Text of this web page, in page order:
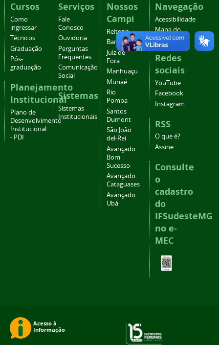
Cursos
Como
ingressar
Técnicos
Graduação
Pós-
graduação
Planejamento
Institucional
Plano de
Desenvolvimento
Institucional
- PDI
Serviços
Fale
Conosco
Ouvidoria
Perguntas
Frequentes
Comunicação
Social
Sistemas
Sistemas
Institucionais
Nossos
Campi
Reitoria
Barbacena
Juiz de
Fora
Manhuaçu
Muriaé
Rio
Pomba
Santos
Dumont
São João
del-Rei
Avançado
Bom
Sucesso
Avançado
Cataguases
Avançado
Ubá
Navegação
Acessibilidade
Mapa do
site
Redes
sociais
YouTube
Facebook
Instagram
RSS
O que é?
Assine
Consulte
o
cadastro
do
IFSudesteMG
no e-
MEC